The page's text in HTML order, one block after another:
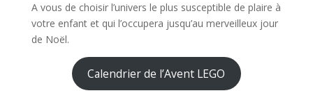
A vous de choisir l’univers le plus susceptible de plaire à
votre enfant et qui l’occupera jusqu’au merveilleux jour
de Noël.
Calendrier de l’Avent LEGO